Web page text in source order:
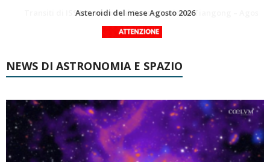
La Luna del Mese – Agosto 2026
NEWS DI ASTRONOMIA E SPAZIO